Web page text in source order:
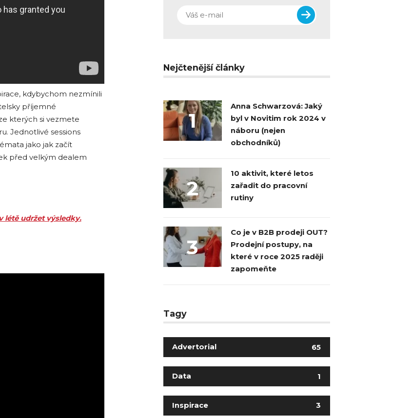
kdybychom nezmínili
příjemné
kterých si vezmete
Jednotlivé sessions
jako jak začít
před velkým dealem
létě udržet výsledky.
Nejčtenější články
1
Anna Schwarzová: Jaký
byl v Novitim rok 2024 v
náboru (nejen
obchodníků)
2
10 aktivit, které letos
zařadit do pracovní
rutiny
3
Co je v B2B prodeji OUT?
Prodejní postupy, na
které v roce 2025 raději
zapomeňte
Tagy
Advertorial 65
Data 1
Inspirace 3